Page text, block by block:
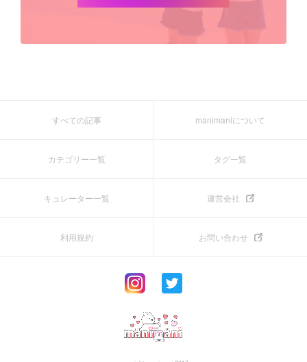
すべての記事 manimaniについて
カテゴリー一覧 タグ一覧
キュレーター一覧 運営会社
利用規約 お問い合わせ